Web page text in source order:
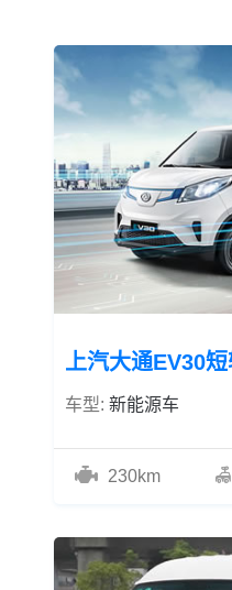
上汽大通EV30
车型: 新能源车
230km